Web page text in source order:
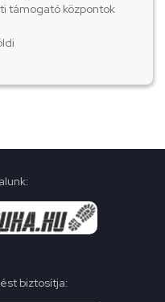
támogató központok
biztosítja: